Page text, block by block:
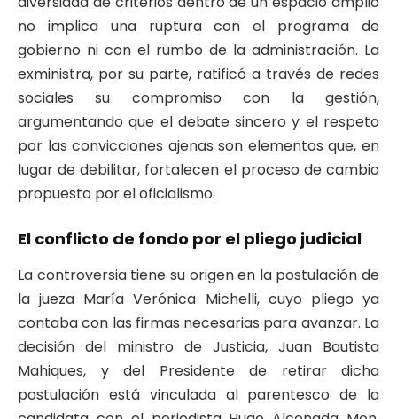
no implica una ruptura con el programa de
gobierno ni con el rumbo de la administración. La
exministra, por su parte, ratificó a través de redes
sociales su compromiso con la gestión,
argumentando que el debate sincero y el respeto
por las convicciones ajenas son elementos que, en
lugar de debilitar, fortalecen el proceso de cambio
propuesto por el oficialismo.
El conflicto de fondo por el pliego judicial
La controversia tiene su origen en la postulación de
la jueza María Verónica Michelli, cuyo pliego ya
contaba con las firmas necesarias para avanzar. La
decisión del ministro de Justicia, Juan Bautista
Mahiques, y del Presidente de retirar dicha
postulación está vinculada al parentesco de la